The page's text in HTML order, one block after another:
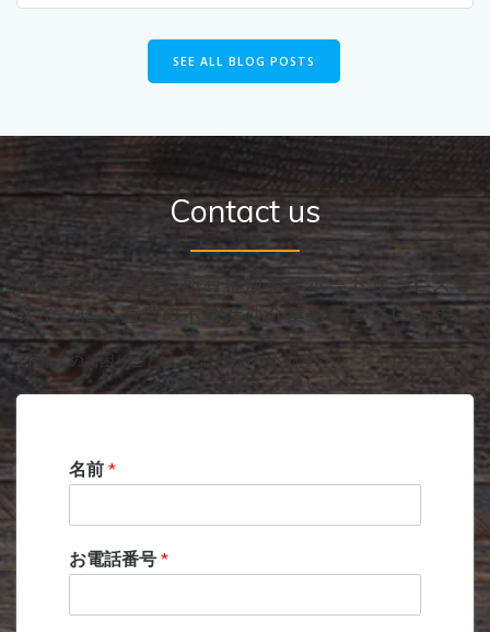
SEE ALL BLOG POSTS
Contact us
やまねこ不動産は所有権放棄サポートサービスを
メインに、通常の不動産仲介業も行っています。
不動産のお困りごとは、経験豊富な不動産のスペシャリストにな
んなりとご相談ください。
名前 *
お電話番号 *